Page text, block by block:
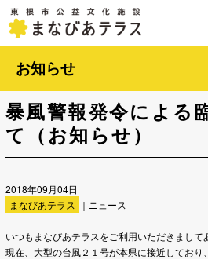
お知らせ
暴風警報発令による
て（お知らせ）
2018年09月04日
まなびあテラス
｜ニュース
いつもまなびあテラスをご利用いただきまして
現在、大型の台風２１号が本県に接近しており